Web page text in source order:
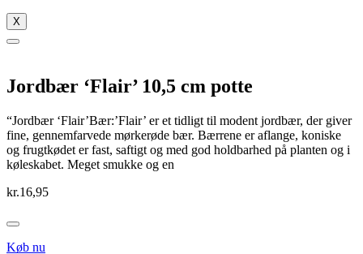
X
Jordbær ‘Flair’ 10,5 cm potte
“Jordbær ‘Flair’Bær:’Flair’ er et tidligt til modent jordbær, der giver
fine, gennemfarvede mørkerøde bær. Bærrene er aflange, koniske
og frugtkødet er fast, saftigt og med god holdbarhed på planten og i
køleskabet. Meget smukke og en
kr.16,95
Køb nu